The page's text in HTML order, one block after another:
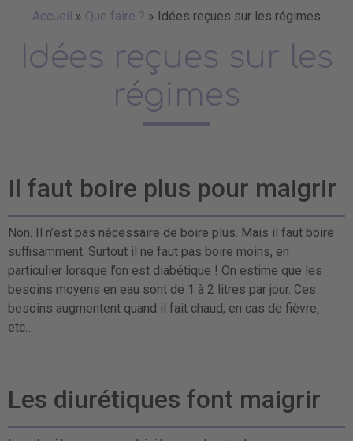
Accueil » Que faire ? » Idées reçues sur les régimes
Idées reçues sur les
régimes
Il faut boire plus pour maigrir
Non. Il n’est pas nécessaire de boire plus. Mais il faut boire
suffisamment. Surtout il ne faut pas boire moins, en
particulier lorsque l’on est diabétique ! On estime que les
besoins moyens en eau sont de 1 à 2 litres par jour. Ces
besoins augmentent quand il fait chaud, en cas de fièvre,
etc…
Les diurétiques font maigrir